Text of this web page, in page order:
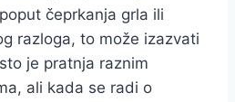
čeprkanja grla ili
razloga, to može izazvati
je pratnja raznim
ali kada se radi o